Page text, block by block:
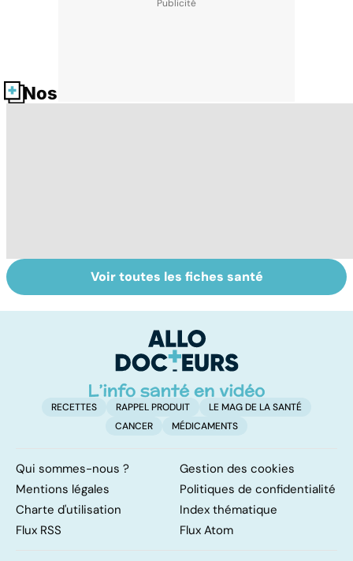
Nos fiches santé
Ostéoporose :
préserver le
Tout savoir sur
les infections
Voir toutes les fiches santé
RECETTES RAPPEL PRODUIT
LE MAG DE LA SANTÉ
CANCER
MÉDICAMENTS
Qui sommes-nous ?
Gestion des cookies
Mentions légales
Politiques de confidentialité
Charte d'utilisation
Index thématique
Flux RSS
Flux Atom